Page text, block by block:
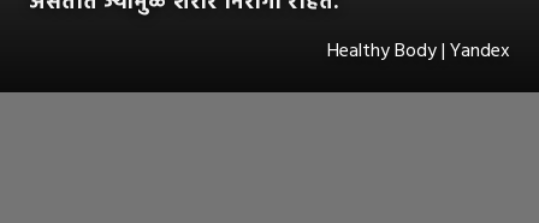
Healthy Body | Yandex